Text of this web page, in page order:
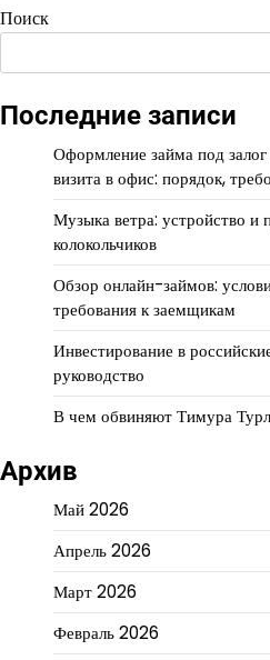
Поиск
Последние записи
Оформление займа под
визита в офис: порядок,
Музыка ветра: устройство и
колокольчиков
Обзор онлайн-займов:
требования к заемщикам
Инвестирование в
руководство
В чем обвиняют Тимура
Архив
Май 2026
Апрель 2026
Март 2026
Февраль 2026